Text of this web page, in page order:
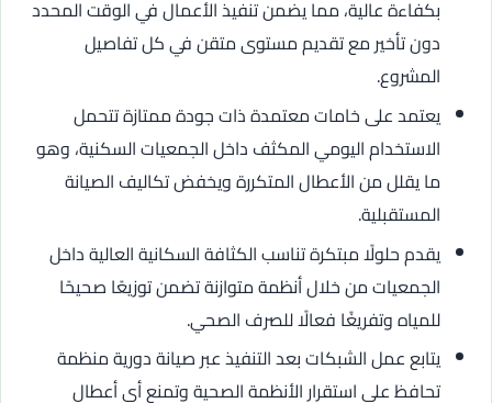
بكفاءة عالية، مما يضمن تنفيذ الأعمال في الوقت المحدد
دون تأخير مع تقديم مستوى متقن في كل تفاصيل
المشروع.
يعتمد على خامات معتمدة ذات جودة ممتازة تتحمل
الاستخدام اليومي المكثف داخل الجمعيات السكنية، وهو
ما يقلل من الأعطال المتكررة ويخفض تكاليف الصيانة
المستقبلية.
يقدم حلولًا مبتكرة تناسب الكثافة السكانية العالية داخل
الجمعيات من خلال أنظمة متوازنة تضمن توزيعًا صحيحًا
للمياه وتفريغًا فعالًا للصرف الصحي.
يتابع عمل الشبكات بعد التنفيذ عبر صيانة دورية منظمة
تحافظ على استقرار الأنظمة الصحية وتمنع أي أعطال